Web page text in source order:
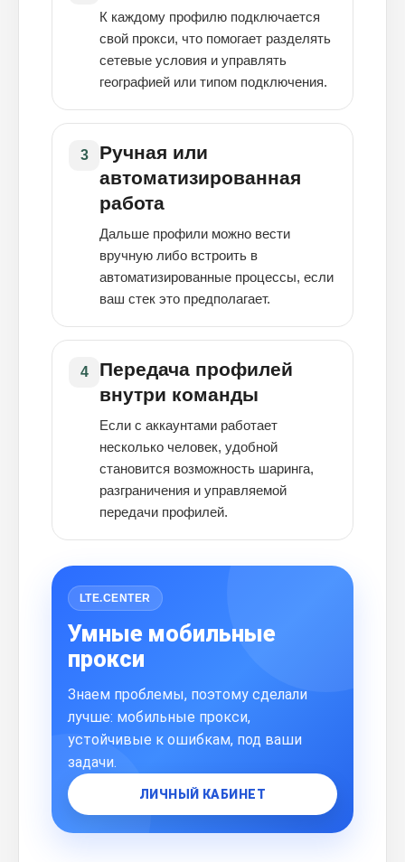
К каждому профилю подключается
свой прокси, что помогает разделять
сетевые условия и управлять
географией или типом подключения.
3
Ручная или
автоматизированная
работа
Дальше профили можно вести
вручную либо встроить в
автоматизированные процессы, если
ваш стек это предполагает.
4
Передача профилей
внутри команды
Если с аккаунтами работает
несколько человек, удобной
становится возможность шаринга,
разграничения и управляемой
передачи профилей.
LTE.CENTER
Умные мобильные
прокси
Знаем проблемы, поэтому сделали
лучше: мобильные прокси,
устойчивые к ошибкам, под ваши
задачи.
ЛИЧНЫЙ КАБИНЕТ